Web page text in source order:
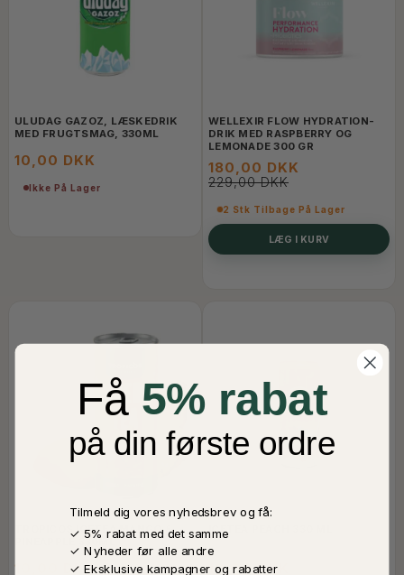
ULUDAG GAZOZ, LÆSKEDRIK
MED FRUGTSMAG, 330ML
10,00 DKK
Ikke På Lager
WELLEXIR FLOW HYDRATION-
DRIK MED RASPBERRY OG
LEMONADE 300 GR
180,00 DKK
229,00 DKK
2 Stk Tilbage På Lager
LÆG I KURV
TROPICOS ICETEA MANGO &
PINEAPPLE 330ML
10,00 DKK
ICETEA PEACH 330 ML
10,00 DKK
Få 5% rabat
på din første ordre
Tilmeld dig vores nyhedsbrev og få:
✓ 5% rabat med det samme
✓ Nyheder før alle andre
✓ Eksklusive kampagner og rabatter